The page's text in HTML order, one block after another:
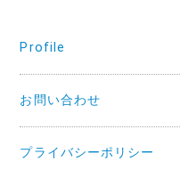
Profile
お問い合わせ
プライバシーポリシー